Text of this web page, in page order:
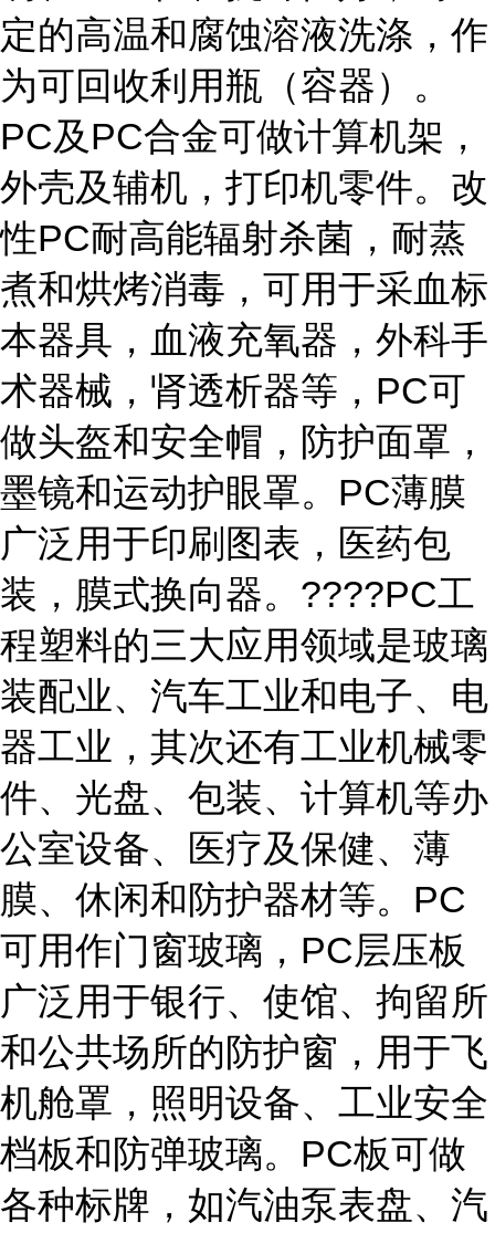
定的高温和腐蚀溶液洗涤，作
为可回收利用瓶（容器）。
PC及PC合金可做计算机架，
外壳及辅机，打印机零件。改
性PC耐高能辐射杀菌，耐蒸
煮和烘烤消毒，可用于采血标
本器具，血液充氧器，外科手
术器械，肾透析器等，PC可
做头盔和安全帽，防护面罩，
墨镜和运动护眼罩。PC薄膜
广泛用于印刷图表，医药包
装，膜式换向器。????PC工
程塑料的三大应用领域是玻璃
装配业、汽车工业和电子、电
器工业，其次还有工业机械零
件、光盘、包装、计算机等办
公室设备、医疗及保健、薄
膜、休闲和防护器材等。PC
可用作门窗玻璃，PC层压板
广泛用于银行、使馆、拘留所
和公共场所的防护窗，用于飞
机舱罩，照明设备、工业安全
档板和防弹玻璃。PC板可做
各种标牌，如汽油泵表盘、汽